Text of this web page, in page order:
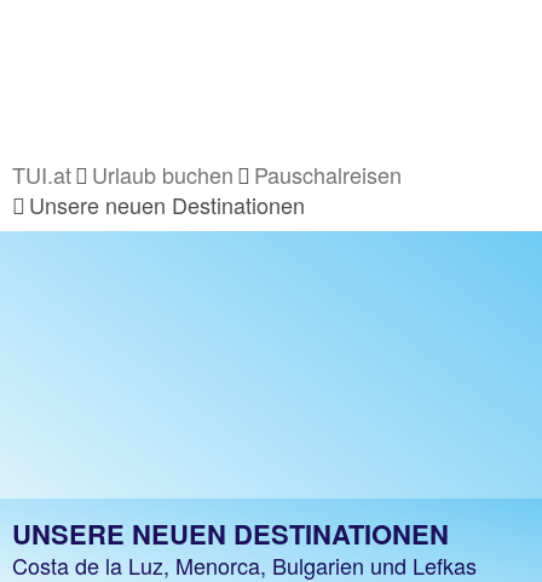
TUI.at Urlaub buchen
Pauschalreisen
Unsere neuen Destinationen
UNSERE NEUEN DESTINATIONEN
Costa de la Luz, Menorca, Bulgarien und Lefkas